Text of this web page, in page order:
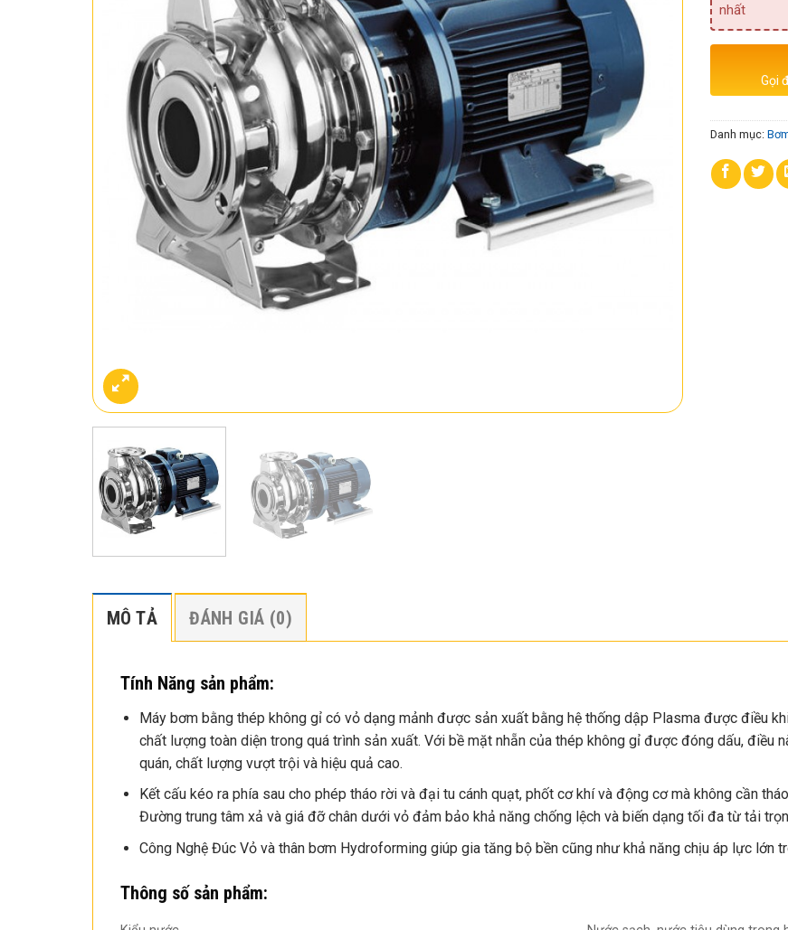
nhất
Gọi
Danh mục:
MÔ TẢ ĐÁNH GIÁ (0)
Tính Năng sản phẩm:
Máy bơm bằng thép không gỉ có vỏ dạng mảnh được sản xuất bằng hệ thống dập Plasma được điều
chất lượng toàn diện trong quá trình sản xuất. Với bề mặt nhẵn của thép không gỉ được đóng dấu, điều
quán, chất lượng vượt trội và hiệu quả cao.
Kết cấu kéo ra phía sau cho phép tháo rời và đại tu cánh quạt, phốt cơ khí và động cơ mà không cần
Đường trung tâm xả và giá đỡ chân dưới vỏ đảm bảo khả năng chống lệch và biến dạng tối đa từ tải
Công Nghệ Đúc Vỏ và thân bơm Hydroforming giúp gia tăng bộ bền cũng như khả năng chịu áp lực lớn
Thông số sản phẩm: